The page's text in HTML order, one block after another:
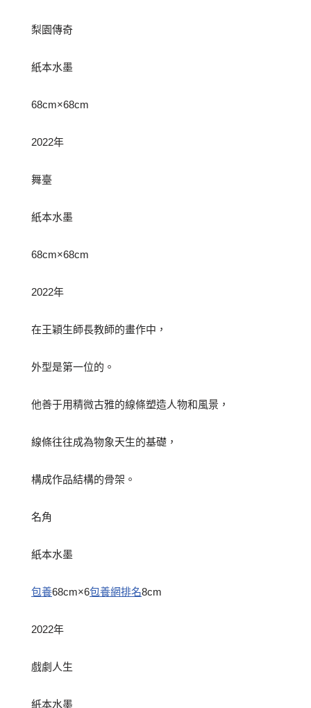
梨園傳奇
紙本水墨
68cm×68cm
2022年
舞臺
紙本水墨
68cm×68cm
2022年
在王穎生師長教師的畫作中，
外型是第一位的。
他善于用精微古雅的線條塑造人物和風景，
線條往往成為物象天生的基礎，
構成作品結構的骨架。
名角
紙本水墨
包養68cm×6包養網排名8cm
2022年
戲劇人生
紙本水墨